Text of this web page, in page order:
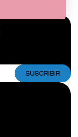
SUSCRIBIR